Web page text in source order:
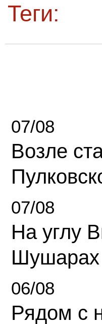
Теги:
07/08
Возле
07/08
На углу
Шушарах
06/08
Рядом с